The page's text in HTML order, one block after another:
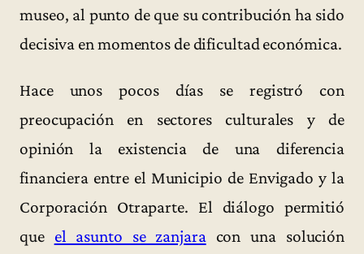
museo, al punto de que su contribución ha sido
decisiva en momentos de dificultad económica.
Hace unos pocos días se registró con
preocupación en sectores culturales y de
opinión la existencia de una diferencia
financiera entre el Municipio de Envigado y la
Corporación Otraparte. El diálogo permitió
que el asunto se zanjaracon una solución